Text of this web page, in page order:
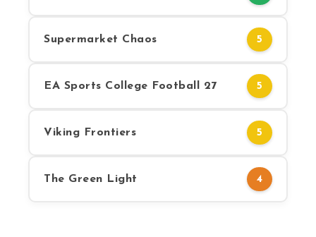
Supermarket Chaos 5
EA Sports College Football 27 5
Viking Frontiers 5
The Green Light 4